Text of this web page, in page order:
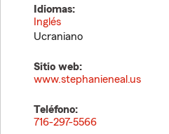
Idiomas:
Inglés
Ucraniano
Sitio web:
www.stephanieneal.us
Teléfono:
716-297-5566